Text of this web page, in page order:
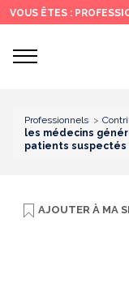
Recherche
Menu
principal
Contenu
principal
VOUS ÊTES :
Ouvrir
Professionnels
les médecins
patients suspectés
AJOUTER À MA